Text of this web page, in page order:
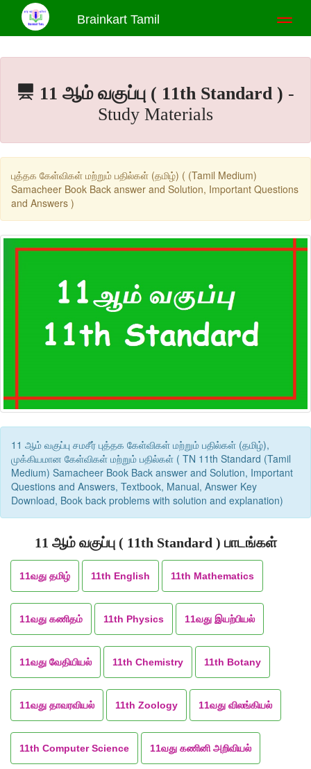
Brainkart Tamil
11 ஆம் வகுப்பு ( 11th Standard ) -
Study Materials
புத்தக கேள்விகள் மற்றும் பதில்கள் (தமிழ்) ( (Tamil Medium)
Samacheer Book Back answer and Solution, Important Questions
and Answers )
11 ஆம் வகுப்பு சமசீர் புத்தக கேள்விகள் மற்றும் பதில்கள் (தமிழ்),
முக்கியமான கேள்விகள் மற்றும் பதில்கள் ( TN 11th Standard (Tamil
Medium) Samacheer Book Back answer and Solution, Important
Questions and Answers, Textbook, Manual, Answer Key
Download, Book back problems with solution and explanation)
11 ஆம் வகுப்பு ( 11th Standard ) பாடங்கள்
11வது தமிழ் 11th English 11th Mathematics
11வது கணிதம் 11th Physics 11வது இயற்பியல்
11வது வேதியியல் 11th Chemistry 11th Botany
11வது தாவரவியல் 11th Zoology 11வது விலங்கியல்
11th Computer Science 11வது கணினி அறிவியல்